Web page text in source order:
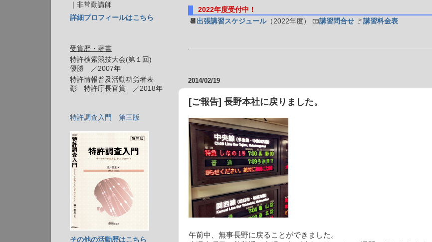
2022年度受付中！
📆 出張講習スケジュール（2022年度） 📧講習問合せ 🚩 講習料金表
2014/02/19
[ご報告] 長野本社に戻りました。
午前中、無事長野に戻ることができました。
｜非常勤講師
詳細プロフィールはこちら
受賞歴・著書
特許検索競技大会(第１回)
優勝 ／2007年
特許情報普及活動功労者表
彰 特許庁長官賞 ／2018年
特許調査入門 第三版
その他の活動歴はこちら